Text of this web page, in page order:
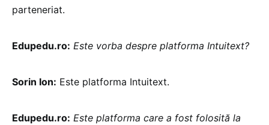
parteneriat.
Edupedu.ro: Este vorba despre platforma Intuitext?
Sorin Ion: Este platforma Intuitext.
Edupedu.ro: Este platforma care a fost folosită la